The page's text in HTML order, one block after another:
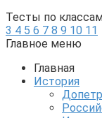
Тесты по
3 4 5 6 7 8 9 10 11
Главное меню
Главная
История